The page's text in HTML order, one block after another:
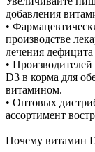
добавления
•
производстве
лечения
•
D3 в корма для
витамином.
• Оптовых
ассортимент
Почему витамин